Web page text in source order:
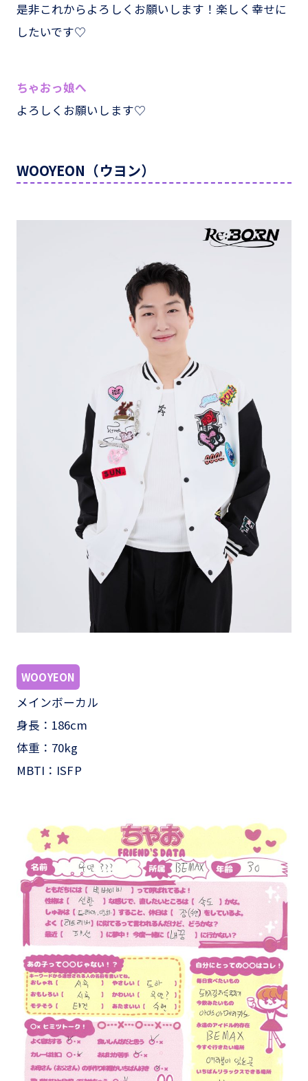
是非これからよろしくお願いします！楽しく幸せに
したいです♡
ちゃおっ娘へ
よろしくお願いします♡
WOOYEON（ウヨン）
WOOYEON
メインボーカル
身長：186cm
体重：70kg
MBTI：ISFP